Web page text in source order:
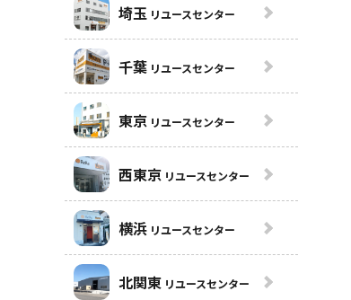
埼玉 リユースセンター
千葉 リユースセンター
東京 リユースセンター
西東京 リユースセンター
横浜 リユースセンター
北関東 リユースセンター